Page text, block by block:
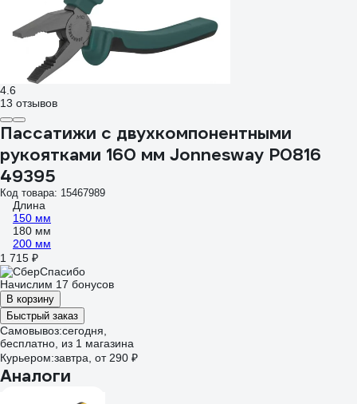
4.6
13 отзывов
Пассатижи с двухкомпонентными
рукоятками 160 мм Jonnesway P0816
49395
Код товара: 15467989
Длина
150 мм
180 мм
200 мм
1 715 ₽
Начислим 17 бонусов
В корзину
Быстрый заказ
Самовывоз:сегодня,
бесплатно , из 1 магазина
Курьером:завтра, от 290 ₽
Аналоги